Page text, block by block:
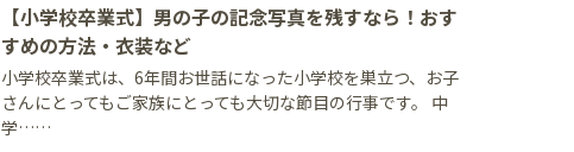
【小学校卒業式】男の子の記念写真を残すなら！おす
すめの方法・衣装など
小学校卒業式は、6年間お世話になった小学校を巣立つ、お子
さんにとってもご家族にとっても大切な節目の行事です。 中
学……